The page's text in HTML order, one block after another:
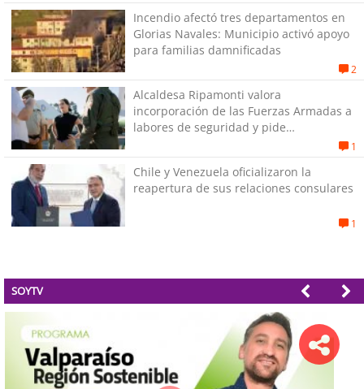
Incendio afectó tres departamentos en
Glorias Navales: Municipio activó apoyo
para familias damnificadas
2
Alcaldesa Ripamonti valora
incorporación de las Fuerzas Armadas a
labores de seguridad y pide
1
Chile y Venezuela oficializaron la
reapertura de sus relaciones consulares
1
SOYTV